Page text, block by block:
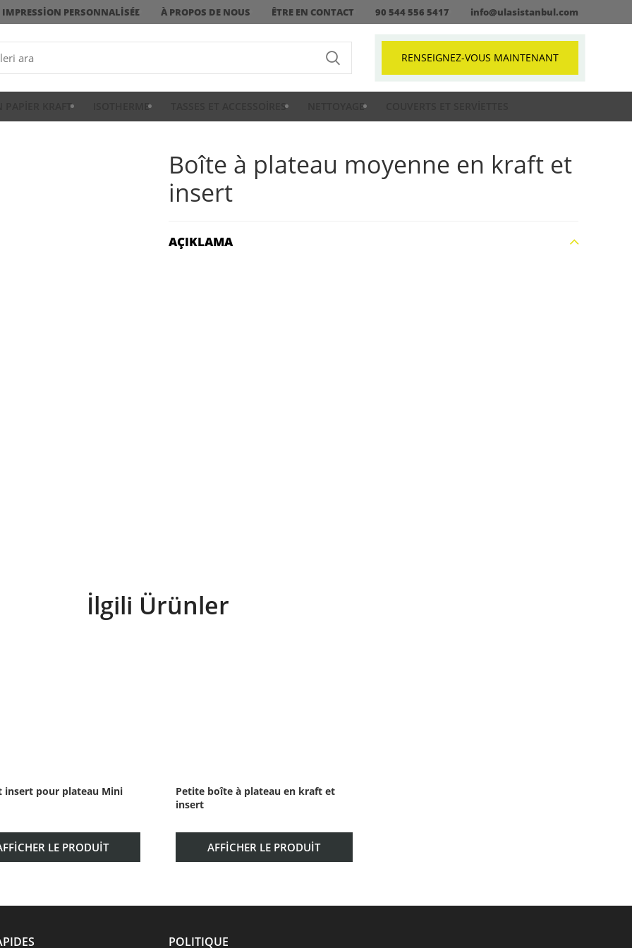
IMPRESSION PERSONNALISÉE À PROPOS DE NOUS ÊTRE EN CONTACT 90 544 556 5417 info@ulasistanbul.com
RENSEIGNEZ-VOUS MAINTENANT
PAPIER KRAFT ISOTHERME TASSES ET ACCESSOIRES NETTOYAGE
Boîte à plateau moyenne en kraft et
insert
AÇIKLAMA
İlgili Ürünler
insert pour plateau Mini
LE PRODUIT
Petite boîte à plateau en kraft et
insert
AFFICHER LE PRODUIT
POLITIQUE